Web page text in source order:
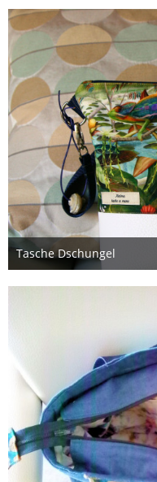
Tasche Dschungel
9. Januar 2018